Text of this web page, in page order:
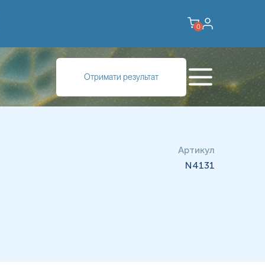
0
Отримати результат
мембранного глікопротеїну, характерного для більшості
у регуляції активації, проліферації та диференціювання
гематологічних та лімфопроліферативних
збережені тканини, включно з лімфатичними вузлами,
на тонкі зрізи тканини відбувається візуалізація
або реактивних інфільтратів, але й оцінити можливі
лінію.
Артикул
N4131